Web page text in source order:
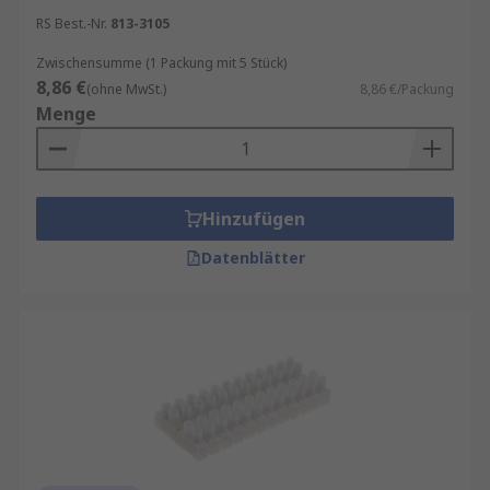
RS Best.-Nr. 813-3105
Zwischensumme (1 Packung mit 5 Stück)
8,86 €(ohne MwSt.) 8,86 €/Packung
Menge
Hinzufügen
Datenblätter